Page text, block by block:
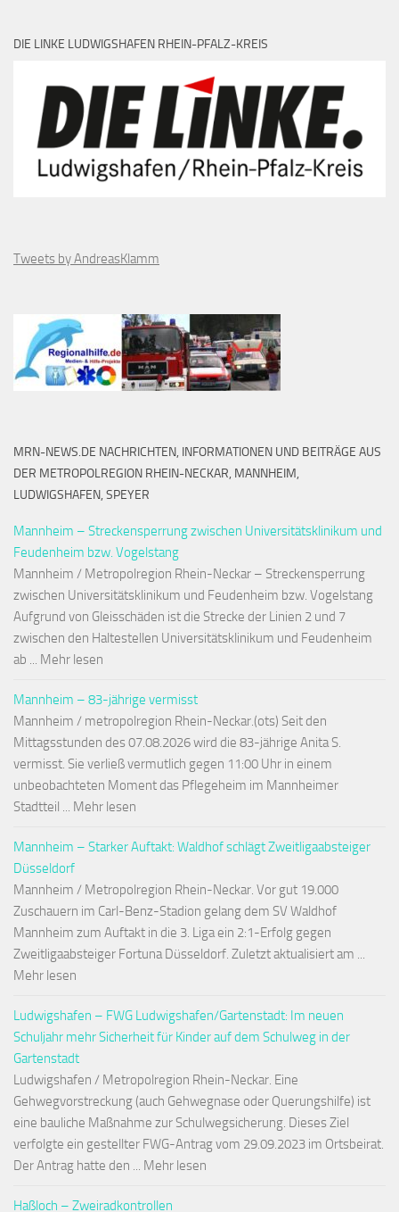
DIE LINKE LUDWIGSHAFEN RHEIN-PFALZ-KREIS
Tweets by AndreasKlamm
MRN-NEWS.DE NACHRICHTEN, INFORMATIONEN UND BEITRÄGE AUS
DER METROPOLREGION RHEIN-NECKAR, MANNHEIM,
LUDWIGSHAFEN, SPEYER
Mannheim – Streckensperrung zwischen Universitätsklinikum und
Feudenheim bzw. Vogelstang
Mannheim / Metropolregion Rhein-Neckar – Streckensperrung
zwischen Universitätsklinikum und Feudenheim bzw. Vogelstang
Aufgrund von Gleisschäden ist die Strecke der Linien 2 und 7
zwischen den Haltestellen Universitätsklinikum und Feudenheim
ab ... Mehr lesen
Mannheim – 83-jährige vermisst
Mannheim / metropolregion Rhein-Neckar.(ots) Seit den
Mittagsstunden des 07.08.2026 wird die 83-jährige Anita S.
vermisst. Sie verließ vermutlich gegen 11:00 Uhr in einem
unbeobachteten Moment das Pflegeheim im Mannheimer
Stadtteil ... Mehr lesen
Mannheim – Starker Auftakt: Waldhof schlägt Zweitligaabsteiger
Düsseldorf
Mannheim / Metropolregion Rhein-Neckar. Vor gut 19.000
Zuschauern im Carl-Benz-Stadion gelang dem SV Waldhof
Mannheim zum Auftakt in die 3. Liga ein 2:1-Erfolg gegen
Zweitligaabsteiger Fortuna Düsseldorf. Zuletzt aktualisiert am ...
Mehr lesen
Ludwigshafen – FWG Ludwigshafen/Gartenstadt: Im neuen
Schuljahr mehr Sicherheit für Kinder auf dem Schulweg in der
Gartenstadt
Ludwigshafen / Metropolregion Rhein-Neckar. Eine
Gehwegvorstreckung (auch Gehwegnase oder Querungshilfe) ist
eine bauliche Maßnahme zur Schulwegsicherung. Dieses Ziel
verfolgte ein gestellter FWG-Antrag vom 29.09.2023 im Ortsbeirat.
Der Antrag hatte den ... Mehr lesen
Haßloch – Zweiradkontrollen